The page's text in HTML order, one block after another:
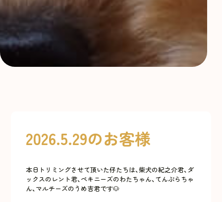
2026.5.29のお客様
本日トリミングさせて頂いた仔たちは、柴犬の紀之介君、ダ
ックスのレント君、ペキニーズのわたちゃん、てんぷらちゃ
ん、マルチーズのうめ吉君です🐶